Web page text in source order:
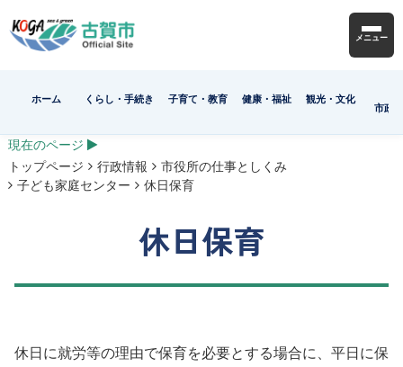
メニュー
ホーム くらし・手続き 子育て・教育 健康・福祉
観光・文化
市政
現在のページ
トップページ
行政情報
市役所の仕事としくみ
子ども家庭センター
休日保育
休日保育
休日に就労等の理由で保育を必要とする場合に、平日に保